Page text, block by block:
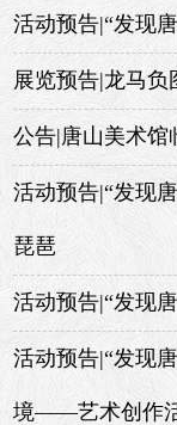
活动预告|“发现
展览预告|龙马负
公告|唐山美术馆
活动预告|“发现
琵琶
活动预告|“发现
活动预告|“发现
境——艺术创作